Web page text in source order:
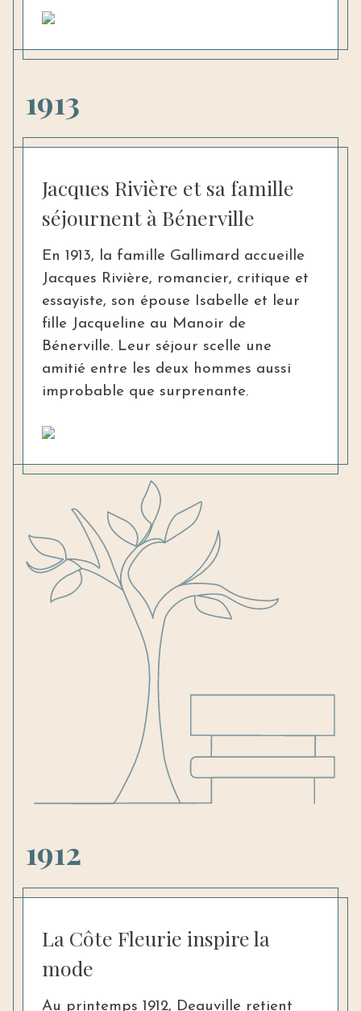
1913
Jacques Rivière et sa famille
séjournent à Bénerville
En 1913, la famille Gallimard accueille
Jacques Rivière, romancier, critique et
essayiste, son épouse Isabelle et leur
fille Jacqueline au Manoir de
Bénerville. Leur séjour scelle une
amitié entre les deux hommes aussi
improbable que surprenante.
1912
La Côte Fleurie inspire la
mode
Au printemps 1912, Deauville retient